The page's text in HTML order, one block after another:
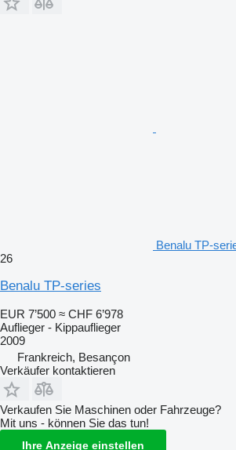
Benalu TP-
26
Benalu TP-series
EUR 7’500 ≈ CHF 6’978
Auflieger - Kippauflieger
2009
Frankreich, Besançon
Verkäufer kontaktieren
Verkaufen Sie Maschinen oder Fahrzeuge?
Mit uns - können Sie das tun!
Ihre Anzeige einstellen